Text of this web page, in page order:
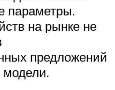
параметры.
на рынке не
предложений